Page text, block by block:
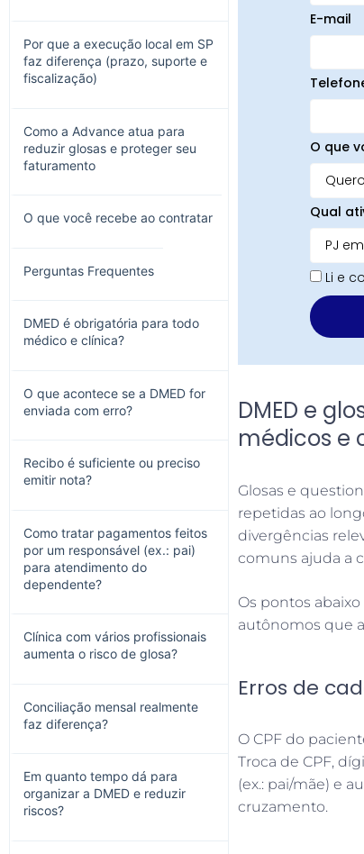
Por que a execução local em SP
faz diferença (prazo, suporte e
fiscalização)
Como a Advance atua para
reduzir glosas e proteger seu
faturamento
O que você recebe ao contratar
Perguntas Frequentes
DMED é obrigatória para todo
médico e clínica?
O que acontece se a DMED for
enviada com erro?
Recibo é suficiente ou preciso
emitir nota?
Como tratar pagamentos feitos
por um responsável (ex.: pai)
para atendimento do
dependente?
Clínica com vários profissionais
aumenta o risco de glosa?
Conciliação mensal realmente
faz diferença?
Em quanto tempo dá para
organizar a DMED e reduzir
riscos?
E-mail
O que
Qual
Li e
DMED e
médicos e
Glosas e
repetidas ao
divergências
comuns ajuda a
Os pontos
autônomos que
Erros de
O CPF do
Troca de CPF,
(ex.: pai/mãe) e
cruzamento.